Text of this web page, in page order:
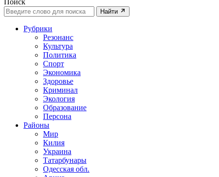
Поиск
Найти
Рубрики
Резонанс
Культура
Политика
Спорт
Экономика
Здоровье
Криминал
Экология
Образование
Персона
Районы
Мир
Килия
Украина
Татарбунары
Одесская обл.